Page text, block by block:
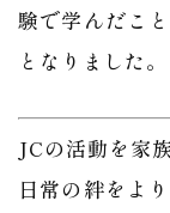
験で学んだこ
となりました。
JCの活動を家
日常の絆をよ